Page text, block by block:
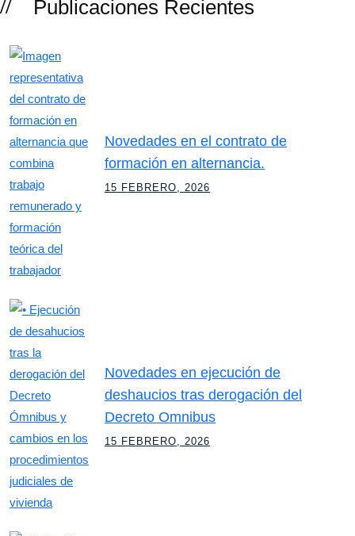
Publicaciones Recientes
Novedades en el contrato de
formación en alternancia.
15 FEBRERO, 2026
Novedades en ejecución de
deshaucios tras derogación del
Decreto Omnibus
15 FEBRERO, 2026